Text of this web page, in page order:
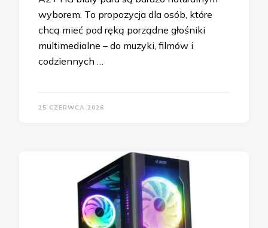
wyborem. To propozycja dla osób, które
chcą mieć pod ręką porządne głośniki
multimedialne – do muzyki, filmów i
codziennych …
25 CZERWCA 2026